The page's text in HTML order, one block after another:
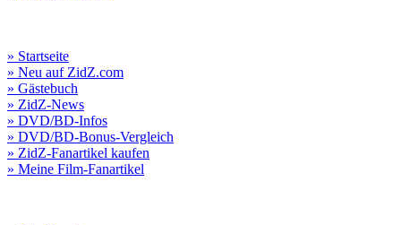
» Startseite
» Neu auf ZidZ.com
» Gästebuch
» ZidZ-News
» DVD/BD-Infos
» DVD/BD-Bonus-Vergleich
» ZidZ-Fanartikel kaufen
» Meine Film-Fanartikel